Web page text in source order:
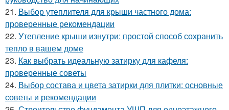
21. Выбор утеплителя для крыши частного дома:
проверенные рекомендации
22. Утепление крыши изнутри: простой способ сохранить
тепло в вашем доме
23. Как выбрать идеальную затирку для кафеля:
проверенные советы
24. Выбор состава и цвета затирки для плитки: основные
советы и рекомендации